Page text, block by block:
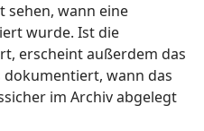
sehen, wann eine
wurde. Ist die
erscheint außerdem das
dokumentiert, wann das
im Archiv abgelegt